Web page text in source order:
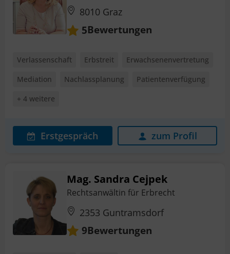
8010 Graz
5Bewertungen
Verlassenschaft Erbstreit
Erwachsenenvertretung
Mediation
Nachlassplanung
Patientenverfügung
+ 4 weitere
Erstgespräch zum Profil
Mag. Sandra Cejpek
Rechtsanwältin für Erbrecht
2353 Guntramsdorf
9Bewertungen